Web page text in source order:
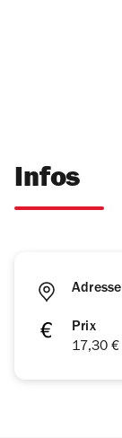
Infos
Adresse
Prix
17,30 €